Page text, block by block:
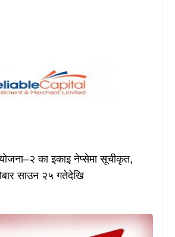
का इकाइ नेप्सेमा सूचीकृत,
साउन २५ गतेदेखि